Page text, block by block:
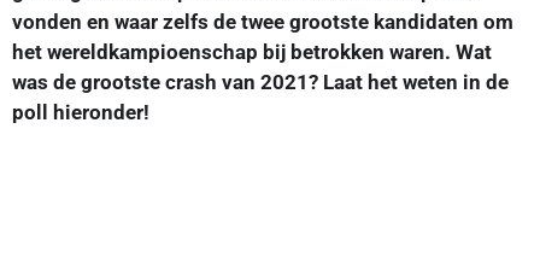
vonden en waar zelfs de twee grootste kandidaten om
het wereldkampioenschap bij betrokken waren. Wat
was de grootste crash van 2021? Laat het weten in de
poll hieronder!